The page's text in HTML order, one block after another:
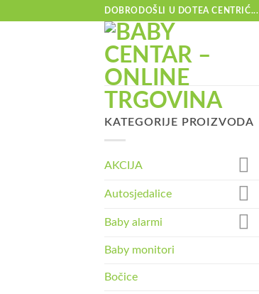
DOBRODOŠLI U DOTEA CENTRIĆ...
KATEGORIJE PROIZVODA
AKCIJA
Autosjedalice
Baby alarmi
Baby monitori
Bočice